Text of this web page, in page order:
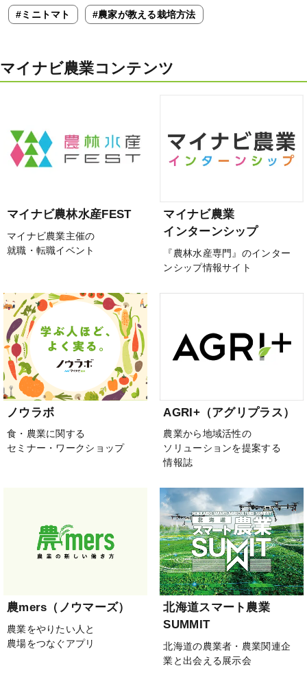
#ミニトマト #農家が教える栽培方法
マイナビ農業コンテンツ
マイナビ農林水産FEST
マイナビ農業主催の
就職・転職イベント
マイナビ農業
インターンシップ
『農林水産専門』のインター
ンシップ情報サイト
ノウラボ
食・農業に関する
セミナー・ワークショップ
AGRI+（アグリプラス）
農業から地域活性の
ソリューションを提案する
情報誌
農mers（ノウマーズ）
農業をやりたい人と
農場をつなぐアプリ
北海道スマート農業
SUMMIT
北海道の農業者・農業関連企
業と出会える展示会